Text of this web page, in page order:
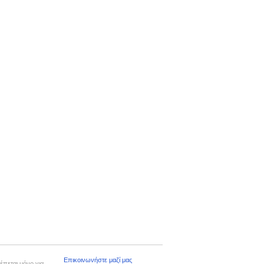
Επικοινωνήστε μαζί μας